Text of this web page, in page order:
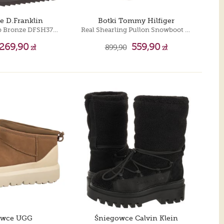
D.Franklin
Nordic V2 Bomb Bronze DFSH371016-BRON
zł
Botki Tommy Hilfiger
Real Shearling Pullon Snowboot Horsedish FW0FW08997 ACC
899,90 559,90zł
UGG Śniegowce Calvin Klein